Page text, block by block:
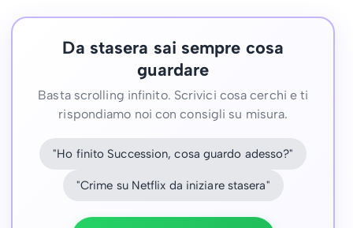
Da stasera sai sempre cosa
guardare
Basta scrolling infinito. Scrivici cosa cerchi e ti
rispondiamo noi con consigli su misura.
"Ho finito Succession, cosa guardo adesso?"
"Crime su Netflix da iniziare stasera"